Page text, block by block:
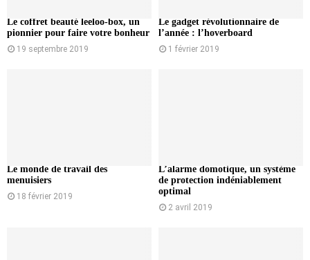
Le coffret beauté leeloo-box, un
pionnier pour faire votre bonheur
19 septembre 2019
Le gadget révolutionnaire de
l’année : l’hoverboard
1 février 2019
Le monde de travail des
menuisiers
18 février 2019
L’alarme domotique, un système
de protection indéniablement
optimal
2 avril 2019